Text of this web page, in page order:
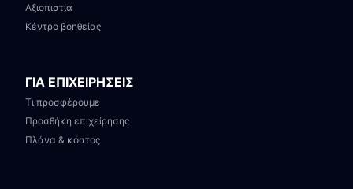
Αξιοπιστία
Κέντρο βοηθείας
ΓΙΑ ΕΠΙΧΕΙΡΗΣΕΙΣ
Τι προσφέρουμε
Προσθήκη επιχείρησης
Πλάνα & κόστος